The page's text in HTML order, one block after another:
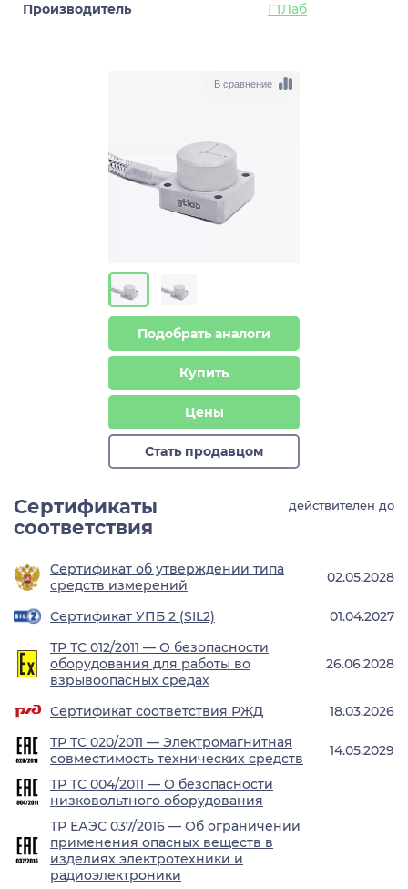
Производитель
ГТЛаб
В сравнение
Подобрать аналоги
Купить
Цены
Стать продавцом
Сертификаты
соответствия
действителен до
Сертификат об утверждении типа
средств измерений
02.05.2028
Сертификат УПБ 2 (SIL2)
01.04.2027
ТР ТС 012/2011 — О безопасности
оборудования для работы во
взрывоопасных средах
26.06.2028
Сертификат соответствия РЖД
18.03.2026
ТР ТС 020/2011 — Электромагнитная
совместимость технических средств
14.05.2029
ТР ТС 004/2011 — О безопасности
низковольтного оборудования
ТР ЕАЭС 037/2016 — Об ограничении
применения опасных веществ в
изделиях электротехники и
радиоэлектроники